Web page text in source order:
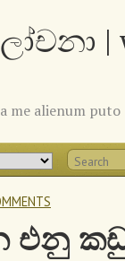
|
me alienum puto
එනු